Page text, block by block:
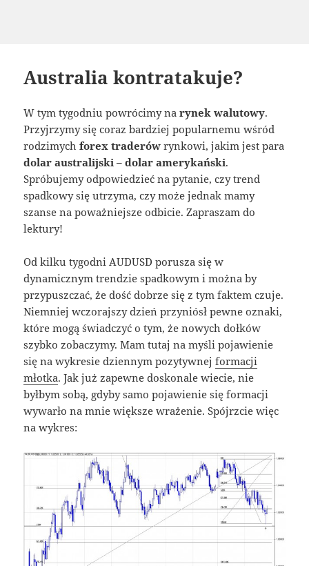
Australia kontratakuje?
W tym tygodniu powrócimy narynek walutowy.
Przyjrzymy się coraz bardziej popularnemu wśród
rodzimychforex traderów rynkowi, jakim jest para
dolar australijski – dolar amerykański.
Spróbujemy odpowiedzieć na pytanie, czy trend
spadkowy się utrzyma, czy może jednak mamy
szanse na poważniejsze odbicie. Zapraszam do
lektury!
Od kilku tygodni AUDUSD porusza się w
dynamicznym trendzie spadkowym i można by
przypuszczać, że dość dobrze się z tym faktem czuje.
Niemniej wczorajszy dzień przyniósł pewne oznaki,
które mogą świadczyć o tym, że nowych dołków
szybko zobaczymy. Mam tutaj na myśli pojawienie
się na wykresie dziennym pozytywnejformacji
młotka. Jak już zapewne doskonale wiecie, nie
byłbym sobą, gdyby samo pojawienie się formacji
wywarło na mnie większe wrażenie. Spójrzcie więc
na wykres: